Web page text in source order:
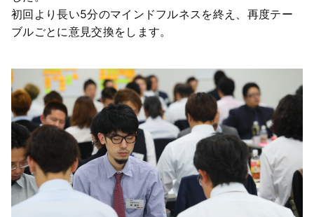
初回より長い5分のマインドフルネスを終え、再度テー
ブルごとに意見交換をします。